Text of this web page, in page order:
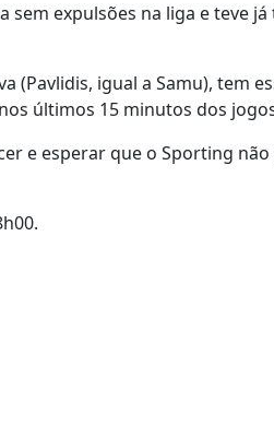
sem expulsões na liga e teve
(Pavlidis, igual a Samu), tem
últimos 15 minutos dos
e esperar que o Sporting